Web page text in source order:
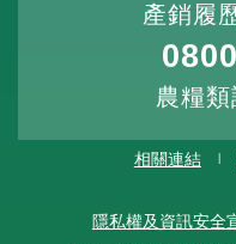
產銷履
農糧
相關連結
隱私權及資訊安全